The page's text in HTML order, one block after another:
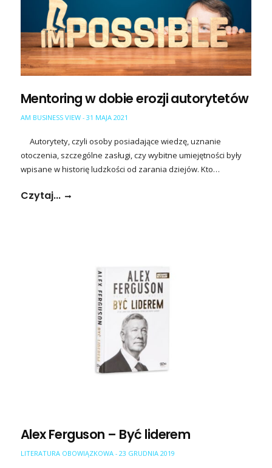
Mentoring w dobie erozji autorytetów
AM BUSINESS VIEW - 31 MAJA 2021
Autorytety, czyli osoby posiadające wiedzę, uznanie
otoczenia, szczególne zasługi, czy wybitne umiejętności były
wpisane w historię ludzkości od zarania dziejów. Kto…
Czytaj...
Alex Ferguson – Być liderem
LITERATURA OBOWIĄZKOWA - 23 GRUDNIA 2019